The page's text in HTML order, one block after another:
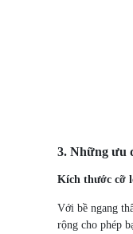
3. Những ưu
Kích thước cỡ
Với bề ngang
rộng cho phép